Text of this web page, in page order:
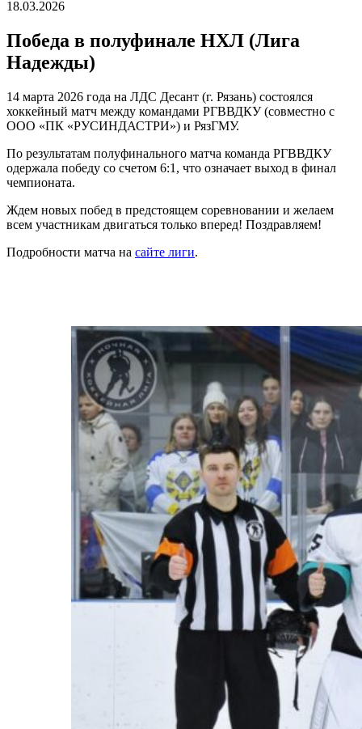
18.03.2026
Победа в полуфинале НХЛ (Лига
Надежды)
14 марта 2026 года на ЛДС Десант (г. Рязань) состоялся
хоккейный матч между командами РГВВДКУ (совместно с
ООО «ПК «РУСИНДАСТРИ») и РязГМУ.
По результатам полуфинального матча команда РГВВДКУ
одержала победу со счетом 6:1, что означает выход в финал
чемпионата.
Ждем новых побед в предстоящем соревновании и желаем
всем участникам двигаться только вперед! Поздравляем!
Подробности матча на сайте лиги.